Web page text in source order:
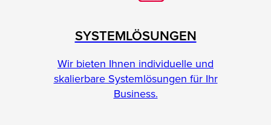
SYSTEMLÖSUNGEN
Wir bieten Ihnen individuelle und
skalierbare Systemlösungen für Ihr
Business.